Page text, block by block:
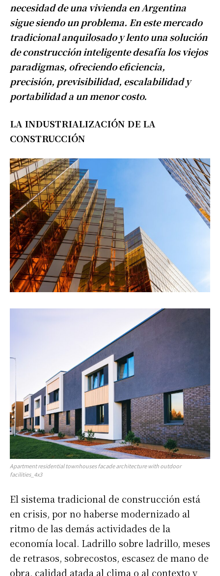
necesidad de una vivienda en Argentina
sigue siendo un problema. En este mercado
tradicional anquilosado y lento una solución
de construcción inteligente desafía los viejos
paradigmas, ofreciendo eficiencia,
precisión, previsibilidad, escalabilidad y
portabilidad a un menor costo.
LA INDUSTRIALIZACIÓN DE LA
CONSTRUCCIÓN
Apartment residential townhouses facade architecture with outdoor
facilities_4x3
El sistema tradicional de construcción está
en crisis, por no haberse modernizado al
ritmo de las demás actividades de la
economía local. Ladrillo sobre ladrillo, meses
de retrasos, sobrecostos, escasez de mano de
obra, calidad atada al clima o al contexto y